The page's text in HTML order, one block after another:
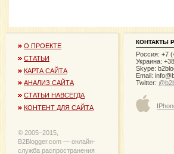
О ПРОЕКТЕ
СТАТЬИ
КАРТА САЙТА
АНАЛИЗ САЙТА
СТАТЬИ НАВСЕГДА
КОНТЕНТ ДЛЯ САЙТА
© 2005−2015,
B2Blogger.com — онлайн-
служба распространения
КОНТАКТЫ
Россия: +7
Украина:
Skype:
Email:
Twitter: